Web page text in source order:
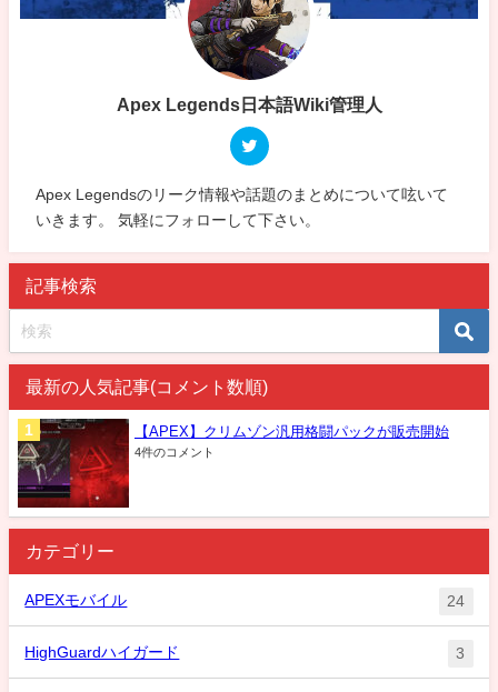
Apex Legends日本語Wiki管理人
Apex Legendsのリーク情報や話題のまとめについて呟いて
いきます。 気軽にフォローして下さい。
記事検索
最新の人気記事(コメント数順)
【APEX】クリムゾン汎用格闘パックが販売開始
4件のコメント
カテゴリー
APEXモバイル 24
HighGuardハイガード 3